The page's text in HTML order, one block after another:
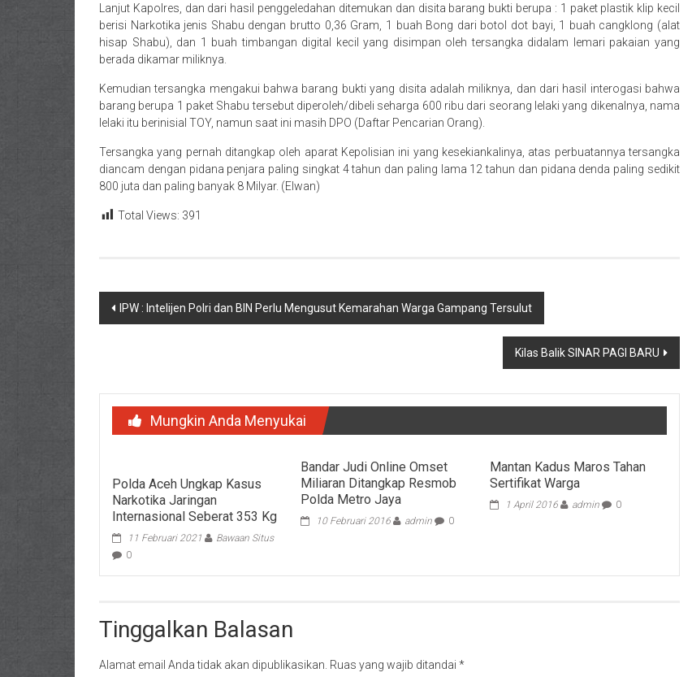
Lanjut Kapolres, dan dari hasil penggeledahan ditemukan dan disita barang bukti berupa : 1 paket plastik klip kecil
berisi Narkotika jenis Shabu dengan brutto 0,36 Gram, 1 buah Bong dari botol dot bayi, 1 buah cangklong (alat
hisap Shabu), dan 1 buah timbangan digital kecil yang disimpan oleh tersangka didalam lemari pakaian yang
berada dikamar miliknya.
Kemudian tersangka mengakui bahwa barang bukti yang disita adalah miliknya, dan dari hasil interogasi bahwa
barang berupa 1 paket Shabu tersebut diperoleh/dibeli seharga 600 ribu dari seorang lelaki yang dikenalnya, nama
lelaki itu berinisial TOY, namun saat ini masih DPO (Daftar Pencarian Orang).
Tersangka yang pernah ditangkap oleh aparat Kepolisian ini yang kesekiankalinya, atas perbuatannya tersangka
diancam dengan pidana penjara paling singkat 4 tahun dan paling lama 12 tahun dan pidana denda paling sedikit
800 juta dan paling banyak 8 Milyar. (Elwan)
Total Views: 391
Navigasi
IPW : Intelijen Polri dan BIN Perlu Mengusut Kemarahan Warga Gampang Tersulut
Kilas Balik SINAR PAGI BARU
Mungkin Anda Menyukai
Polda Aceh Ungkap Kasus
Narkotika Jaringan
Internasional Seberat 353 Kg
11 Februari 2021
Bawaan Situs
0
Bandar Judi Online Omset
Miliaran Ditangkap Resmob
Polda Metro Jaya
10 Februari 2016 admin 0
Mantan Kadus Maros Tahan
Sertifikat Warga
1 April 2016 admin 0
Tinggalkan Balasan
Alamat email Anda tidak akan dipublikasikan. Ruas yang wajib ditandai *